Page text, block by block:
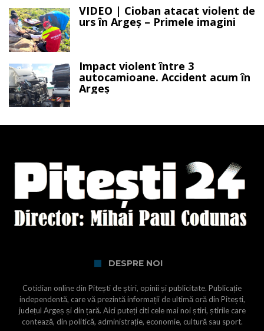
VIDEO | Cioban atacat violent de
urs în Argeș – Primele imagini
Impact violent între 3
autocamioane. Accident acum în
Argeș
DESPRE NOI
Cotidian online din Pitești de știri, opinii și publicitate. Publicație
independentă, care vă prezintă informații de ultimă oră din Pitești,
județul Argeș și din țară. Aici puteți citi cele mai noi știri, știrile care
contează, din politică, administrație, economie, cultură sau sport.